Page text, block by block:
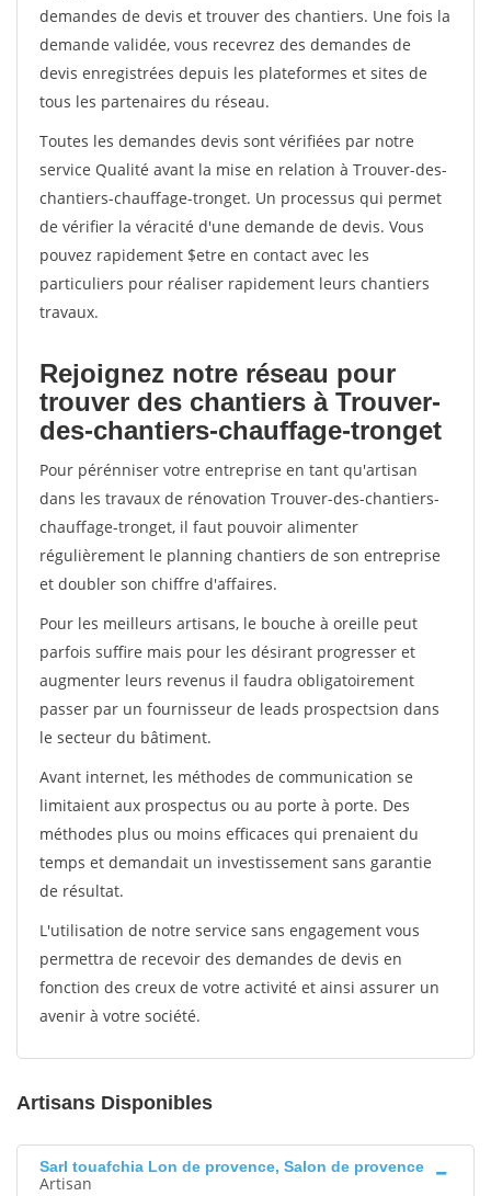
demandes de devis et trouver des chantiers. Une fois la
demande validée, vous recevrez des demandes de
devis enregistrées depuis les plateformes et sites de
tous les partenaires du réseau.
Toutes les demandes devis sont vérifiées par notre
service Qualité avant la mise en relation à Trouver-des-
chantiers-chauffage-tronget. Un processus qui permet
de vérifier la véracité d'une demande de devis. Vous
pouvez rapidement $etre en contact avec les
particuliers pour réaliser rapidement leurs chantiers
travaux.
Rejoignez notre réseau pour
trouver des chantiers à Trouver-
des-chantiers-chauffage-tronget
Pour pérénniser votre entreprise en tant qu'artisan
dans les travaux de rénovation Trouver-des-chantiers-
chauffage-tronget, il faut pouvoir alimenter
régulièrement le planning chantiers de son entreprise
et doubler son chiffre d'affaires.
Pour les meilleurs artisans, le bouche à oreille peut
parfois suffire mais pour les désirant progresser et
augmenter leurs revenus il faudra obligatoirement
passer par un fournisseur de leads prospectsion dans
le secteur du bâtiment.
Avant internet, les méthodes de communication se
limitaient aux prospectus ou au porte à porte. Des
méthodes plus ou moins efficaces qui prenaient du
temps et demandait un investissement sans garantie
de résultat.
L'utilisation de notre service sans engagement vous
permettra de recevoir des demandes de devis en
fonction des creux de votre activité et ainsi assurer un
avenir à votre société.
Artisans Disponibles
Sarl touafchia Lon de provence, Salon de provence
Artisan